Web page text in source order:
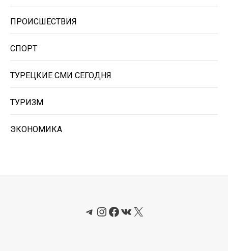
ПРОИСШЕСТВИЯ
СПОРТ
ТУРЕЦКИЕ СМИ СЕГОДНЯ
ТУРИЗМ
ЭКОНОМИКА
Telegram
Instagram
Facebook
ВКонтакте
X